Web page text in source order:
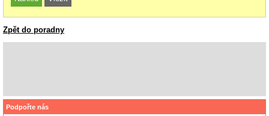
Zpět do poradny
Podpořte nás